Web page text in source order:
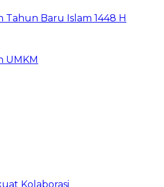
Tahun Baru Islam 1448 H
UMKM
Kolaborasi